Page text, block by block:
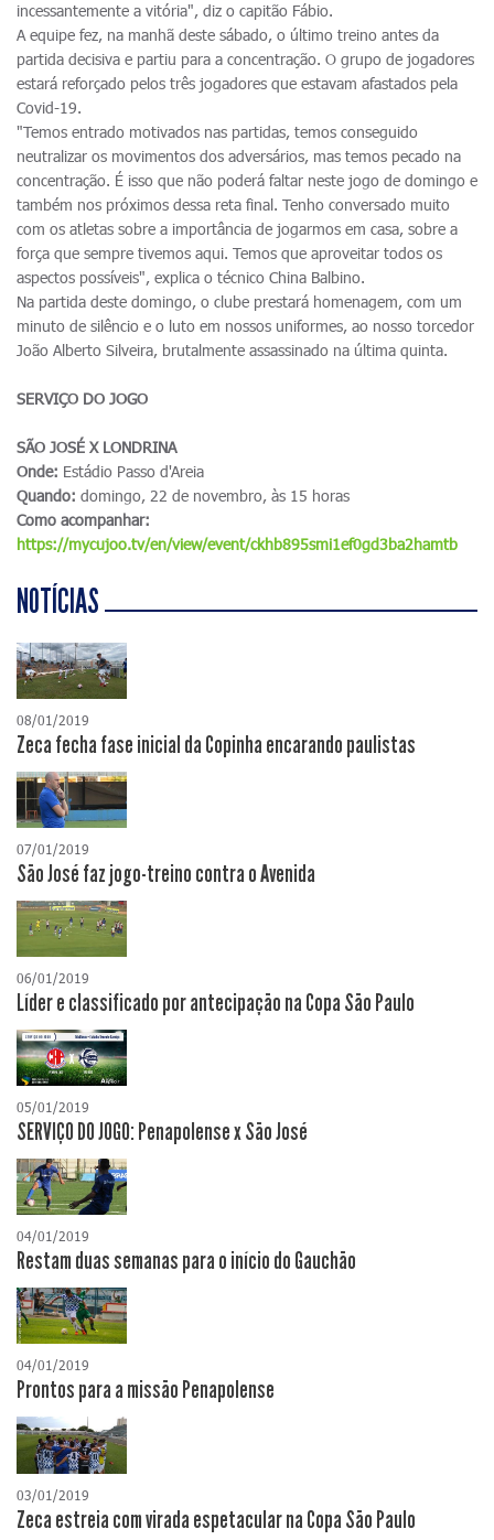
incessantemente a vitória", diz o capitão Fábio.
A equipe fez, na manhã deste sábado, o último treino antes da
partida decisiva e partiu para a concentração. O grupo de jogadores
estará reforçado pelos três jogadores que estavam afastados pela
Covid-19.
"Temos entrado motivados nas partidas, temos conseguido
neutralizar os movimentos dos adversários, mas temos pecado na
concentração. É isso que não poderá faltar neste jogo de domingo e
também nos próximos dessa reta final. Tenho conversado muito
com os atletas sobre a importância de jogarmos em casa, sobre a
força que sempre tivemos aqui. Temos que aproveitar todos os
aspectos possíveis", explica o técnico China Balbino.
Na partida deste domingo, o clube prestará homenagem, com um
minuto de silêncio e o luto em nossos uniformes, ao nosso torcedor
João Alberto Silveira, brutalmente assassinado na última quinta.
SERVIÇO DO JOGO
SÃO JOSÉ X LONDRINA
Onde: Estádio Passo d'Areia
Quando: domingo, 22 de novembro, às 15 horas
Como acompanhar:
https://mycujoo.tv/en/view/event/ckhb895smi1ef0gd3ba2hamtb
NOTÍCIAS
08/01/2019
Zeca fecha fase inicial da Copinha encarando paulistas
07/01/2019
São José faz jogo-treino contra o Avenida
06/01/2019
Líder e classificado por antecipação na Copa São Paulo
05/01/2019
SERVIÇO DO JOGO: Penapolense x São José
04/01/2019
Restam duas semanas para o início do Gauchão
04/01/2019
Prontos para a missão Penapolense
03/01/2019
Zeca estreia com virada espetacular na Copa São Paulo